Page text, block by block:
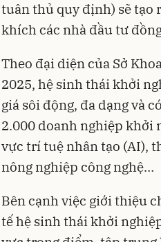
tuân thủ quy định) sẽ tạo
khích các nhà đầu tư
Theo đại diện của Sở
2025, hệ sinh thái khởi
giá sôi động, đa dạng và
2.000 doanh nghiệp khởi
vực trí tuệ nhân tạo (AI),
nông nghiệp công nghệ…
Bên cạnh việc giới thiệu
tế hệ sinh thái khởi